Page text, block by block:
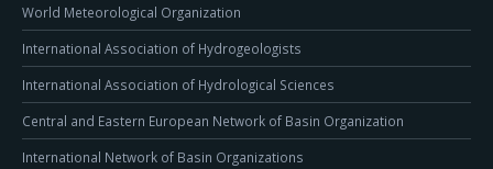
World Meteorological Organization
International Association of Hydrogeologists
International Association of Hydrological Sciences
Central and Eastern European Network of Basin Organization
International Network of Basin Organizations